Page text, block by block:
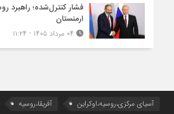
فشار کنترل‌شده؛ راهبرد
ارمنستان
آسیای مرکزی،روسیه،اوکراین
آفریقا،روسیه